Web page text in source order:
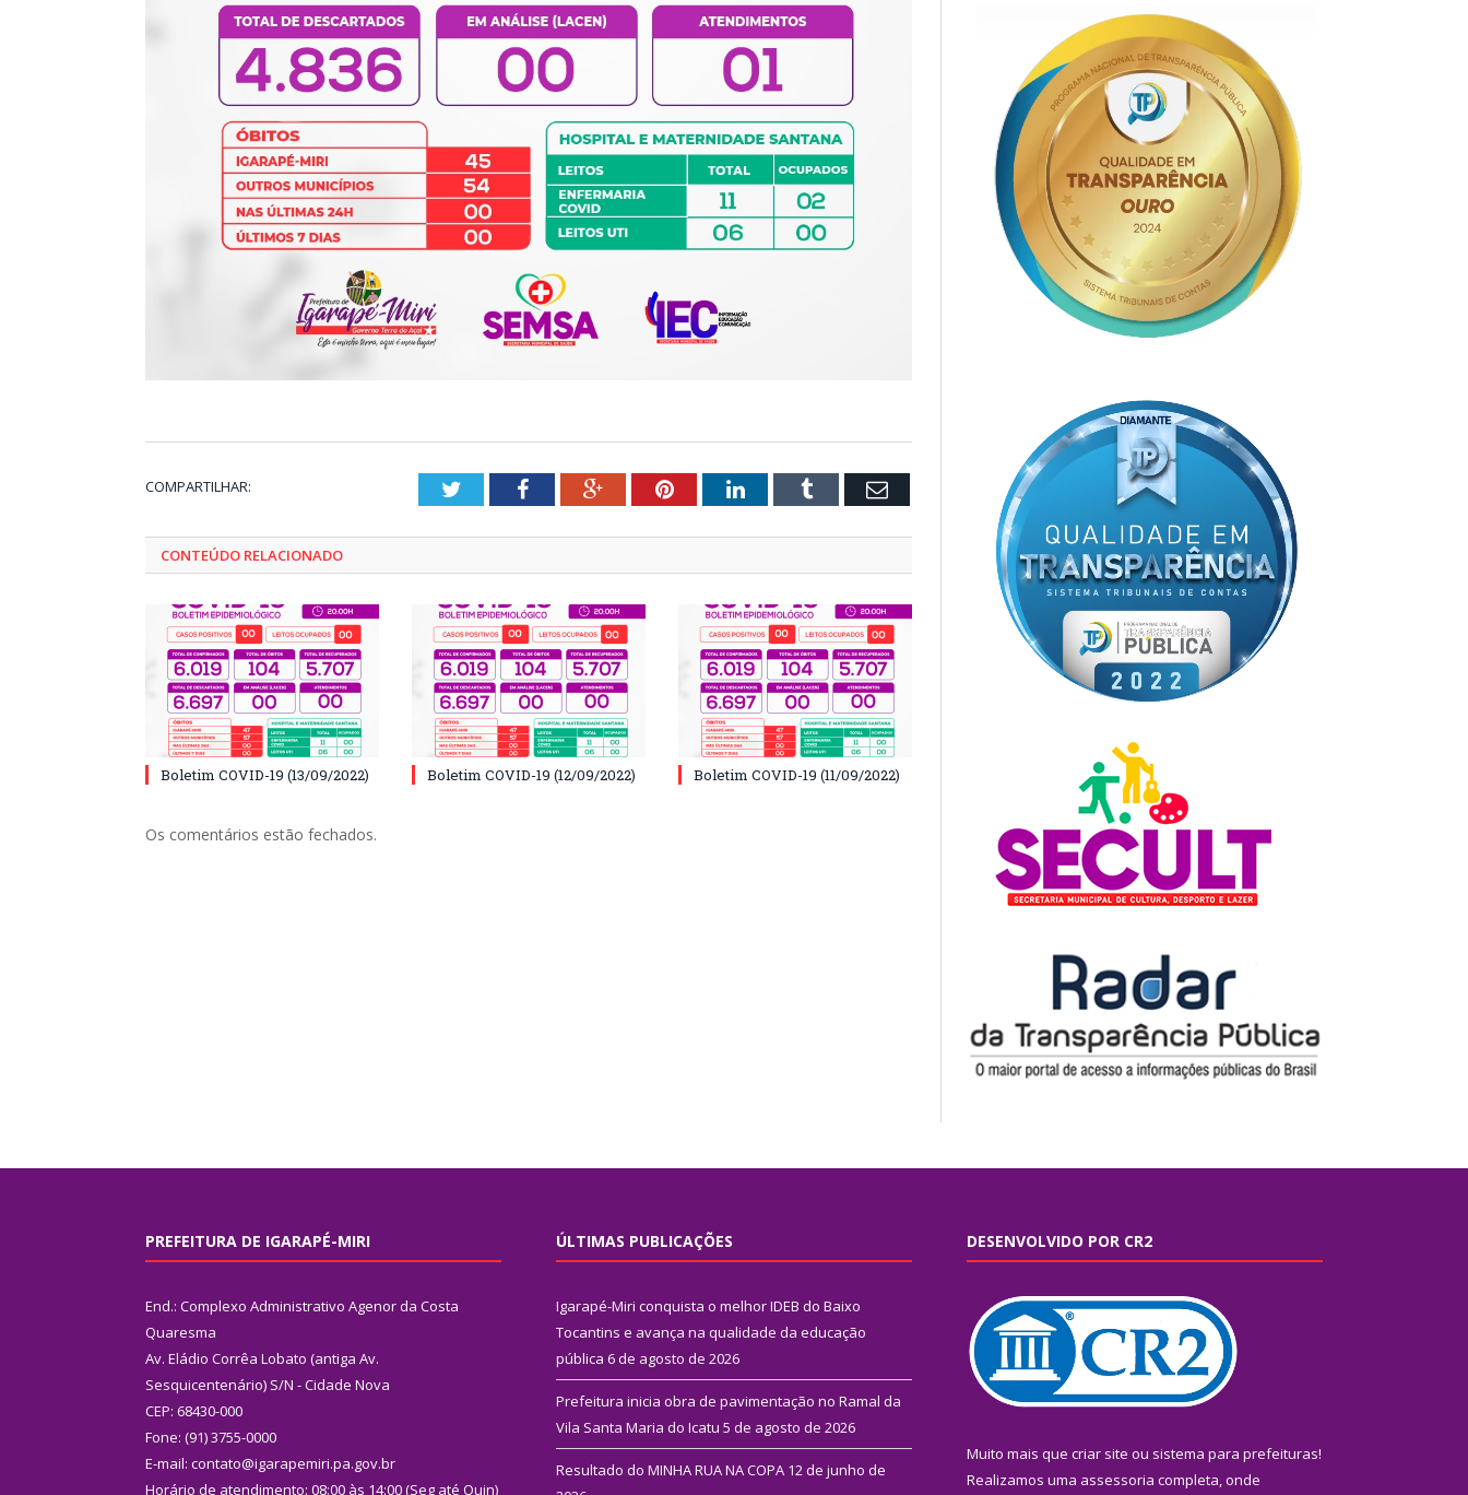
COMPARTILHAR: TwitterFacebookGoogle+PinterestLinkedInTumblr Email
CONTEÚDO RELACIONADO
Boletim COVID-19 (13/09/2022) Boletim COVID-19 (12/09/2022) Boletim COVID-19 (11/09/2022)
Os comentários estão fechados.
PREFEITURA DE IGARAPÉ-MIRI
End.: Complexo Administrativo Agenor da Costa
Quaresma
Av. Eládio Corrêa Lobato (antiga Av.
Sesquicentenário) S/N - Cidade Nova
CEP: 68430-000
Fone: (91) 3755-0000
E-mail: contato@igarapemiri.pa.gov.br
Horário de atendimento: 08:00 às 14:00 (Seg até Quin)
ÚLTIMAS PUBLICAÇÕES
Igarapé-Miri conquista o melhor IDEB do Baixo
Tocantins e avança na qualidade da educação
pública 6 de agosto de 2026
Prefeitura inicia obra de pavimentação no Ramal da
Vila Santa Maria do Icatu 5 de agosto de 2026
Resultado do MINHA RUA NA COPA 12 de junho de
DESENVOLVIDO POR CR2
Muito mais que criar site ou sistema para prefeituras!
Realizamos uma assessoria completa, onde